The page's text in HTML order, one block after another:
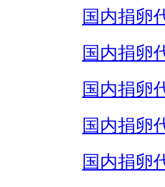
国内捐卵
国内捐卵
国内捐卵
国内捐卵
国内捐卵